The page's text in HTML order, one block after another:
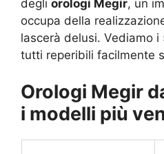
degli orologi Megir, un
occupa della
lascerà delusi. Vediamo
tutti reperibili facilmente
Orologi Megir
i modelli più